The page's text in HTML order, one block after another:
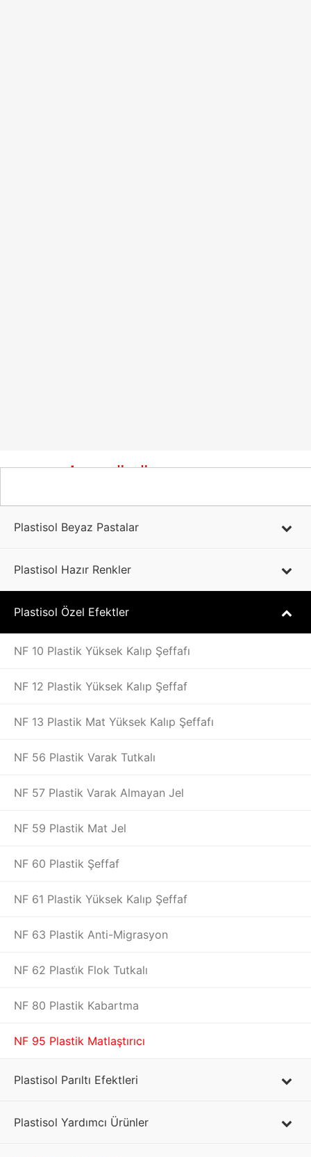
PLASTİSOL ÜRÜNLER
Plastisol Beyaz Pastalar
Plastisol Hazır Renkler
Plastisol Özel Efektler
NF 10 Plastik Yüksek Kalıp Şeffafı
NF 12 Plastik Yüksek Kalıp Şeffaf
NF 13 Plastik Mat Yüksek Kalıp Şeffafı
NF 56 Plastik Varak Tutkalı
NF 57 Plastik Varak Almayan Jel
NF 59 Plastik Mat Jel
NF 60 Plastik Şeffaf
NF 61 Plastik Yüksek Kalıp Şeffaf
NF 63 Plastik Anti-Migrasyon
NF 62 Plasti̇k Flok Tutkalı
NF 80 Plastik Kabartma
NF 95 Plastik Matlaştırıcı
Plastisol Parıltı Efektleri
Plastisol Yardımcı Ürünler